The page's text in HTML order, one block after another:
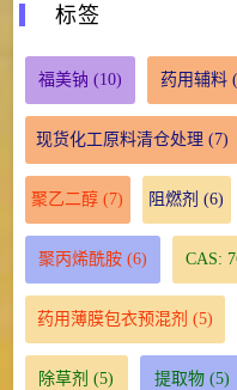
标签
福美钠 (10) 药用辅料
现货化工原料清仓处理 (7)
聚乙二醇 (7) 阻燃剂 (6)
聚丙烯酰胺(6) CAS:
药用薄膜包衣预混剂 (5)
除草剂 (5) 提取物(5)